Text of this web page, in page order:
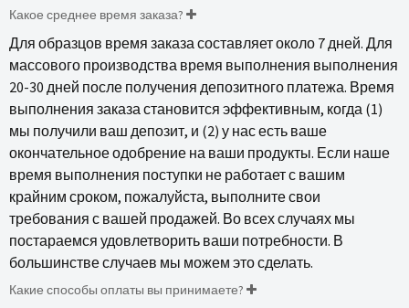
Какое среднее время заказа?
Для образцов время заказа составляет около 7 дней. Для
массового производства время выполнения выполнения
20-30 дней после получения депозитного платежа. Время
выполнения заказа становится эффективным, когда (1)
мы получили ваш депозит, и (2) у нас есть ваше
окончательное одобрение на ваши продукты. Если наше
время выполнения поступки не работает с вашим
крайним сроком, пожалуйста, выполните свои
требования с вашей продажей. Во всех случаях мы
постараемся удовлетворить ваши потребности. В
большинстве случаев мы можем это сделать.
Какие способы оплаты вы принимаете?